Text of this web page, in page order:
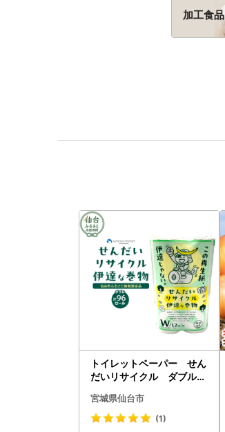
加工食品
トイレットペーパー せん
だいリサイクル ダブル9
宮城県仙台市
(1)